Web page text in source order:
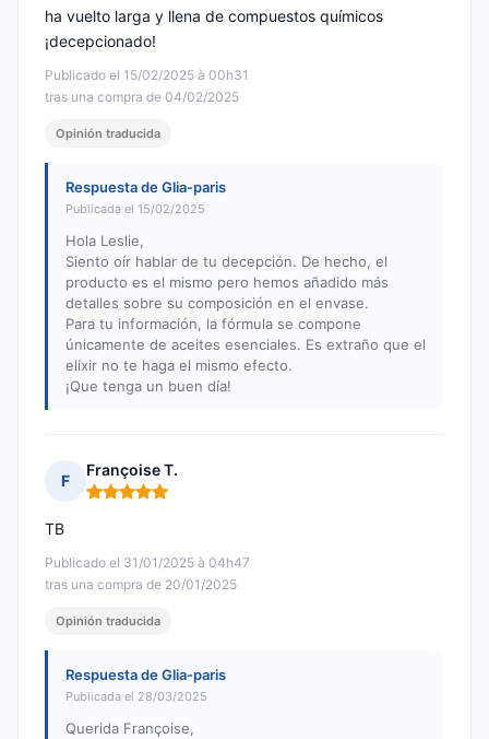
Publicado el 15/02/2025 à 00h31
tras una compra de 04/02/2025
ha vuelto larga y llena de compuestos químicos
¡decepcionado!
Opinión traducida
Respuesta de Glia-paris
Publicada el 15/02/2025
Hola Leslie,
Siento oír hablar de tu decepción. De hecho, el
producto es el mismo pero hemos añadido más
detalles sobre su composición en el envase.
Para tu información, la fórmula se compone
únicamente de aceites esenciales. Es extraño que el
elixir no te haga el mismo efecto.
¡Que tenga un buen día!
F
Françoise T.
Nota: 5 de 5
Publicado el 31/01/2025 à 04h47
tras una compra de 20/01/2025
TB
Opinión traducida
Respuesta de Glia-paris
Publicada el 28/03/2025
Querida Françoise,